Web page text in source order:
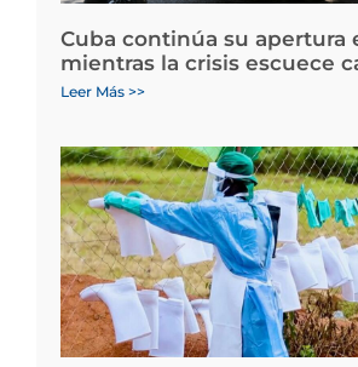
Cuba continúa su apertura
mientras la crisis escuece
Leer Más >>